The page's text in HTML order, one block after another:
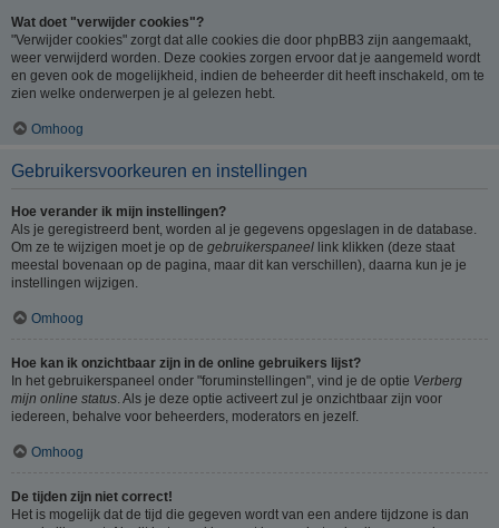
Wat doet "verwijder cookies"?
"Verwijder cookies" zorgt dat alle cookies die door phpBB3 zijn aangemaakt,
weer verwijderd worden. Deze cookies zorgen ervoor dat je aangemeld wordt
en geven ook de mogelijkheid, indien de beheerder dit heeft inschakeld, om te
zien welke onderwerpen je al gelezen hebt.
Omhoog
Gebruikersvoorkeuren en instellingen
Hoe verander ik mijn instellingen?
Als je geregistreerd bent, worden al je gegevens opgeslagen in de database.
Om ze te wijzigen moet je op de gebruikerspaneel link klikken (deze staat
meestal bovenaan op de pagina, maar dit kan verschillen), daarna kun je je
instellingen wijzigen.
Omhoog
Hoe kan ik onzichtbaar zijn in de online gebruikers lijst?
In het gebruikerspaneel onder "foruminstellingen", vind je de optie Verberg
mijn online status . Als je deze optie activeert zul je onzichtbaar zijn voor
iedereen, behalve voor beheerders, moderators en jezelf.
Omhoog
De tijden zijn niet correct!
Het is mogelijk dat de tijd die gegeven wordt van een andere tijdzone is dan